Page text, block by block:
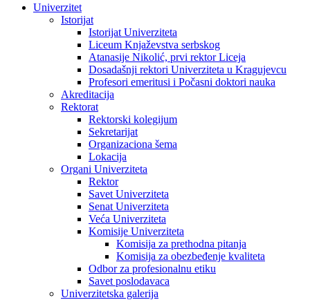
Univerzitet
Istorijat
Istorijat Univerziteta
Liceum Knjaževstva serbskog
Atanasije Nikolić, prvi rektor Liceja
Dosadašnji rektori Univerziteta u Kragujevcu
Profesori emeritusi i Počasni doktori nauka
Akreditacija
Rektorat
Rektorski kolegijum
Sekretarijat
Organizaciona šema
Lokacija
Organi Univerziteta
Rektor
Savet Univerziteta
Senat Univerziteta
Veća Univerziteta
Komisije Univerziteta
Komisija za prethodna pitanja
Komisija za obezbeđenje kvaliteta
Odbor za profesionalnu etiku
Savet poslodavaca
Univerzitetska galerija